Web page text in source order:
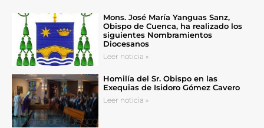
Mons. José María Yanguas Sanz,
Obispo de Cuenca, ha realizado los
siguientes Nombramientos
Diocesanos
Leer noticia »
Homilía del Sr. Obispo en las
Exequias de Isidoro Gómez Cavero
Leer noticia »